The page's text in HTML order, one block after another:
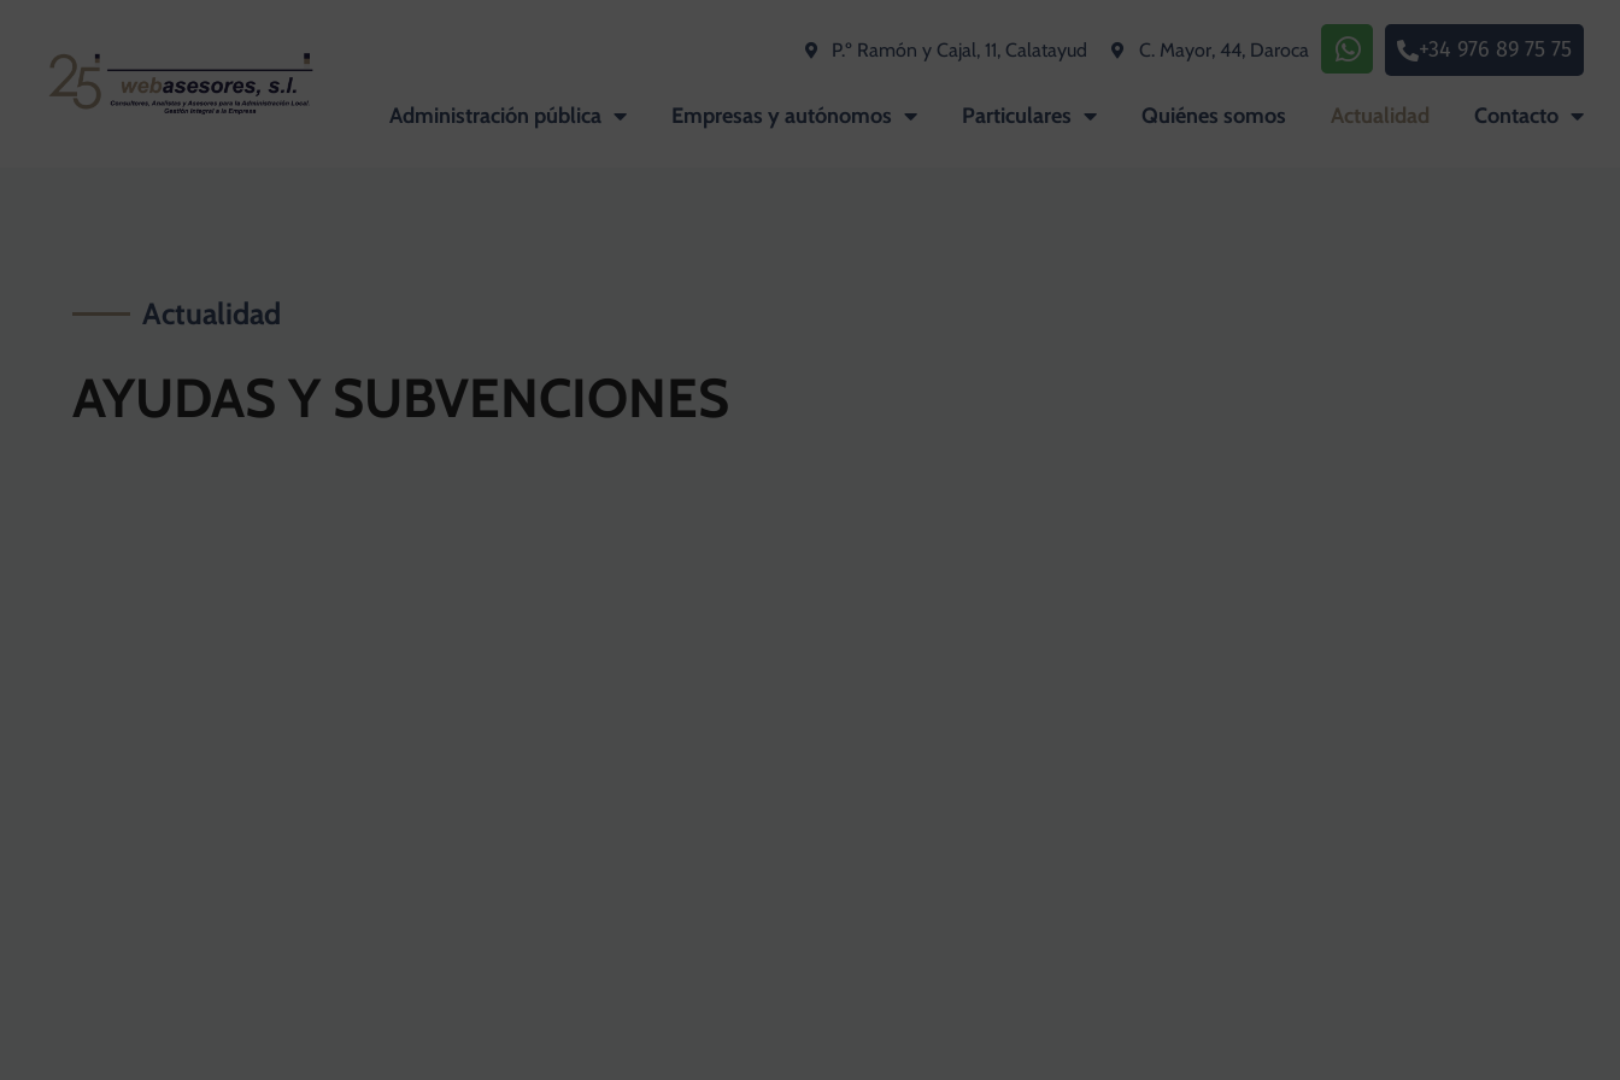
P.º Ramón y Cajal, 11, Calatayud C. Mayor, 44, Daroca +34 976 89 75 75
Administración pública Empresas y autónomos Particulares Quiénes somos Actualidad Contacto
Actualidad
AYUDAS Y SUBVENCIONES